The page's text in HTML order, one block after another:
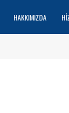
HAKKIMIZDA